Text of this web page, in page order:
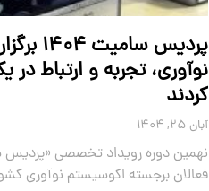
پردیس
نوآوری، تجربه و ارتباط
کردند
آبان ۲۵, ۱۴۰۴
نهمین دوره رویداد تخصصی
فعالان برجسته اکوسیستم نوآوری